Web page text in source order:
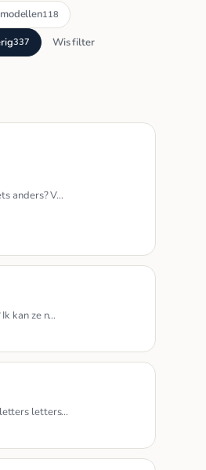
118
337 Wis filter
anders? V…
kan ze n…
letters…